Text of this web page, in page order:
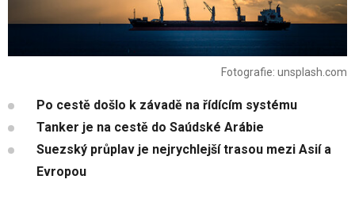
Fotografie: unsplash.com
Po cestě došlo k závadě na řídícím systému
Tanker je na cestě do Saúdské Arábie
Suezský průplav je nejrychlejší trasou mezi Asií a
Evropou